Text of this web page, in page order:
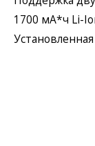
1700 мА*ч Li-